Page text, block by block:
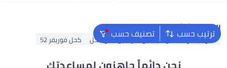
ترتيب حسب تصنيف حسب البحث الشائع
كحل نيكس كحل مايبيلين ريميل لندن كحل كحل فوريفر 52